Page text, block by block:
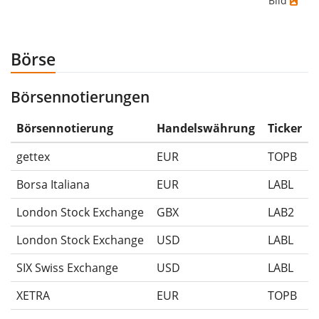
-50%.
Die Wertentwicklungsangaben für ETFs beinhalten
Ausschüttungen (falls vorhanden).
Börse
Börsennotierungen
Börsennotierung Handelswährung
Ticker
gettex
EUR
TOPB
Borsa Italiana
EUR
LABL
London Stock Exchange
GBX
LAB2
London Stock Exchange
USD
LABL
SIX Swiss Exchange
USD
LABL
XETRA
EUR TOPB